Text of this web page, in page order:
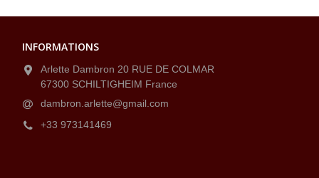
INFORMATIONS
Arlette Dambron 20 RUE DE COLMAR
67300 SCHILTIGHEIM France
dambron.arlette@gmail.com
+33 973141469